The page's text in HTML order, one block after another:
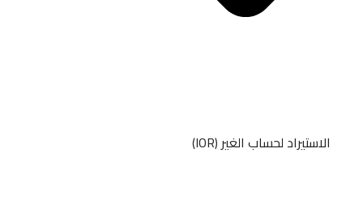
الاستيراد لحساب الغير (IOR)